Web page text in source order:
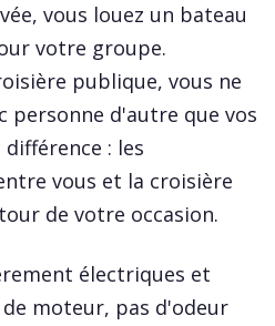
vous louez un bateau
votre groupe.
publique, vous ne
personne d'autre que vos
: les
vous et la croisière
de votre occasion.
électriques et
moteur, pas d'odeur